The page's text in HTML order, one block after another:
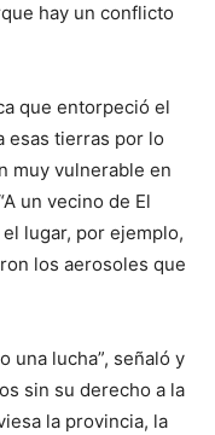
hay un conflicto
que entorpeció el
esas tierras por lo
muy vulnerable en
un vecino de El
lugar, por ejemplo,
los aerosoles que
una lucha”, señaló y
sin su derecho a la
la provincia, la